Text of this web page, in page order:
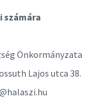
Önkormányzata
Lajos utca 38.